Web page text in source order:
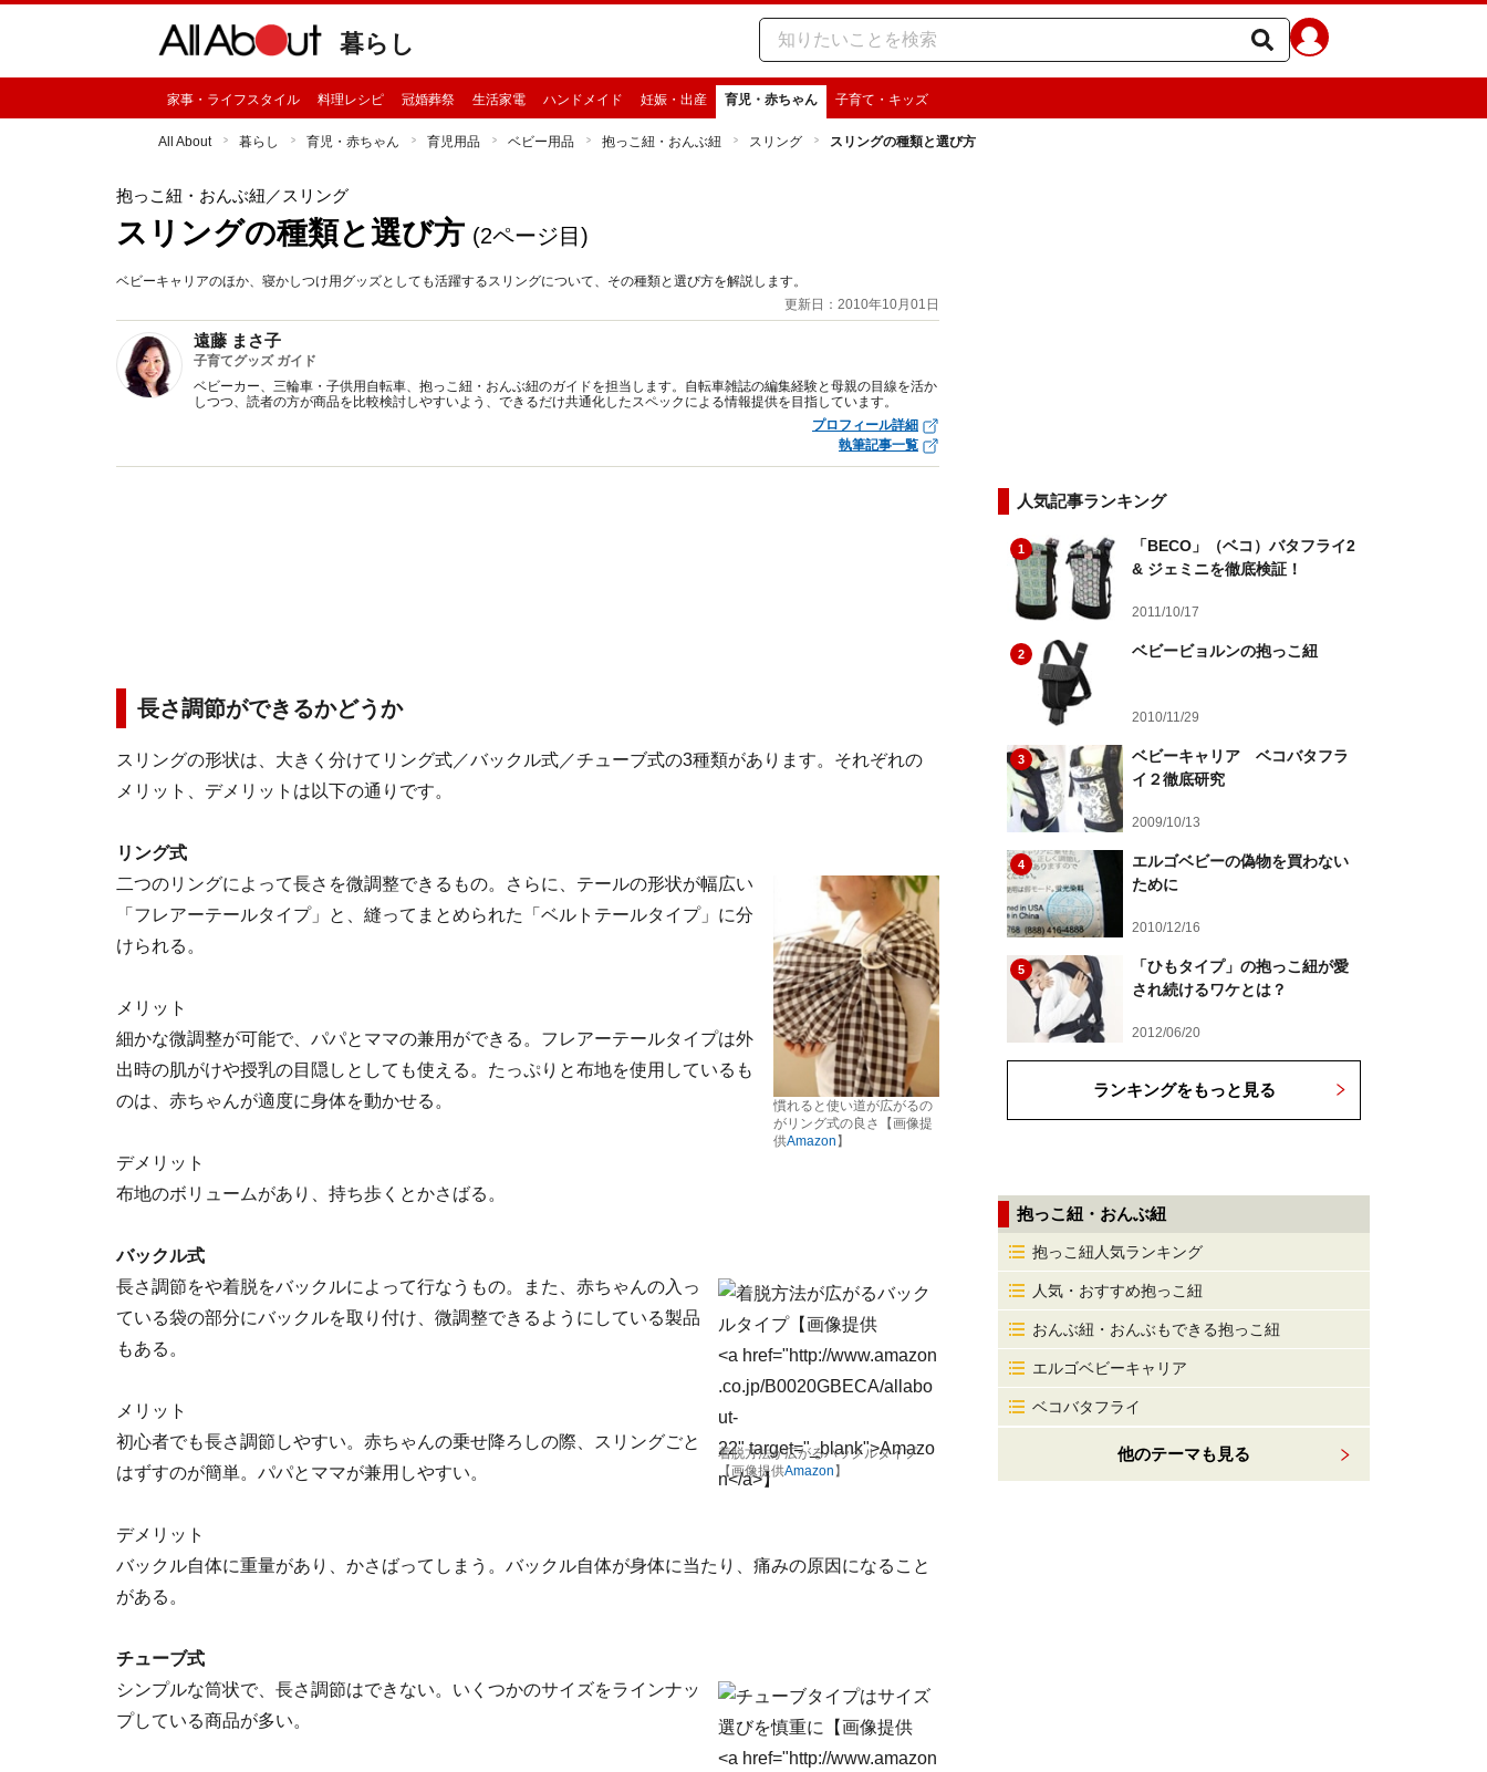
暮らし
家事・ライフスタイル 料理レシピ 冠婚葬祭 生活家電 ハンドメイド 妊娠・出産 育児・赤ちゃん 子育て・キッズ
All About 暮らし 育児・赤ちゃん 育児用品 ベビー用品 抱っこ紐・おんぶ紐 スリング スリングの種類と選び方
抱っこ紐・おんぶ紐 ／スリング
スリングの種類と選び方 (2ページ目)
ベビーキャリアのほか、寝かしつけ用グッズとしても活躍するスリングについて、その種類と選び方を解説します。
更新日：2010年10月01日
遠藤 まさ子
子育てグッズ ガイド
ベビーカー、三輪車・子供用自転車、抱っこ紐・おんぶ紐のガイドを担当します。自転車雑誌の編集経験と母親の目線を活か
しつつ、読者の方が商品を比較検討しやすいよう、できるだけ共通化したスペックによる情報提供を目指しています。
プロフィール詳細
執筆記事一覧
長さ調節ができるかどうか
スリングの形状は、大きく分けてリング式／バックル式／チューブ式の3種類があります。それぞれの
メリット、デメリットは以下の通りです。
リング式
慣れると使い道が広がるの
がリング式の良さ【画像提
供Amazon 】
二つのリングによって長さを微調整できるもの。さらに、テールの形状が幅広い
「フレアーテールタイプ」と、縫ってまとめられた「ベルトテールタイプ」に分
けられる。
メリット
細かな微調整が可能で、パパとママの兼用ができる。フレアーテールタイプは外
出時の肌がけや授乳の目隠しとしても使える。たっぷりと布地を使用しているも
のは、赤ちゃんが適度に身体を動かせる。
デメリット
布地のボリュームがあり、持ち歩くとかさばる。
バックル式
着脱方法が広がるバックルタイプ
【画像提供Amazon 】
長さ調節をや着脱をバックルによって行なうもの。また、赤ちゃんの入っ
ている袋の部分にバックルを取り付け、微調整できるようにしている製品
もある。
メリット
初心者でも長さ調節しやすい。赤ちゃんの乗せ降ろしの際、スリングごと
はずすのが簡単。パパとママが兼用しやすい。
デメリット
バックル自体に重量があり、かさばってしまう。バックル自体が身体に当たり、痛みの原因になること
がある。
チューブ式
シンプルな筒状で、長さ調節はできない。いくつかのサイズをラインナッ
プしている商品が多い。
人気記事ランキング
1
「BECO」（ベコ）バタフライ2
& ジェミニを徹底検証！
2011/10/17
2 ベビービョルンの抱っこ紐
2010/11/29
3
ベビーキャリア ベコバタフラ
イ２徹底研究
2009/10/13
4
エルゴベビーの偽物を買わない
ために
2010/12/16
5
「ひもタイプ」の抱っこ紐が愛
され続けるワケとは？
2012/06/20
ランキングをもっと見る
抱っこ紐・おんぶ紐
抱っこ紐人気ランキング
人気・おすすめ抱っこ紐
おんぶ紐・おんぶもできる抱っこ紐
エルゴベビーキャリア
ベコバタフライ
他のテーマも見る